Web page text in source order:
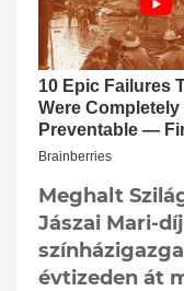
Meghalt
Jászai Mari-
évtizeden át